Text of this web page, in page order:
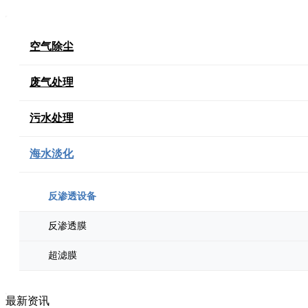
空气除尘
废气处理
污水处理
海水淡化
反渗透设备
反渗透膜
超滤膜
最新资讯